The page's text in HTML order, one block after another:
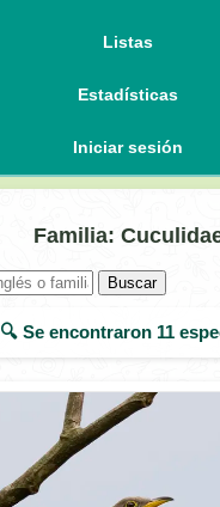
Listas
Estadísticas
Iniciar sesión
Familia:
Buscar
🔍 Se encontraron 11